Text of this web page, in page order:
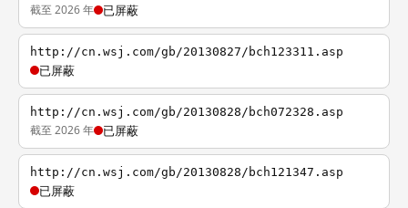
截至 2026 年 已屏蔽
http://cn.wsj.com/gb/20130827/bch123311.asp
已屏蔽
http://cn.wsj.com/gb/20130828/bch072328.asp
截至 2026 年 已屏蔽
http://cn.wsj.com/gb/20130828/bch121347.asp
已屏蔽